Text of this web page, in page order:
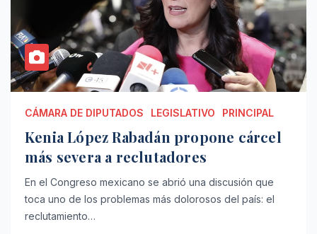
CÁMARA DE DIPUTADOS LEGISLATIVO PRINCIPAL
Kenia López Rabadán propone cárcel
más severa a reclutadores
En el Congreso mexicano se abrió una discusión que
toca uno de los problemas más dolorosos del país: el
reclutamiento…